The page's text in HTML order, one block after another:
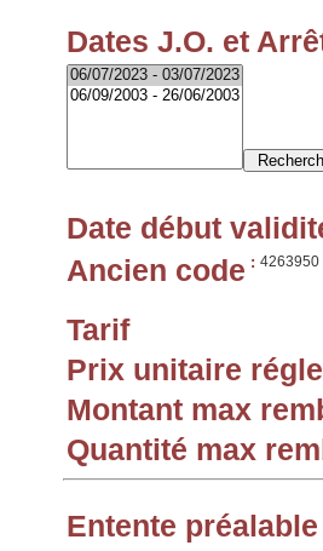
Dates J.O. et
Date début
Ancien code : 4263950
Tarif
Prix unitaire
Montant max
Quantité max
Entente préalable